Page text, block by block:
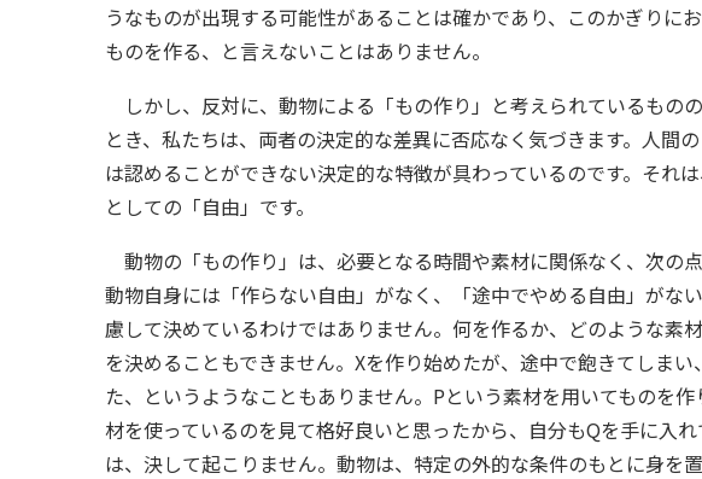
うなものが出現する可能性があることは確かであり、このかぎりに
ものを作る、と言えないことはありません。
しかし、反対に、動物による「もの作り」と考えられているもの
とき、私たちは、両者の決定的な差異に否応なく気づきます。人間
は認めることができない決定的な特徴が具わっているのです。それ
としての「自由」です。
動物の「もの作り」は、必要となる時間や素材に関係なく、次の
動物自身には「作らない自由」がなく、「途中でやめる自由」がな
慮して決めているわけではありません。何を作るか、どのような素
を決めることもできません。Xを作り始めたが、途中で飽きてしま
た、というようなこともありません。Pという素材を用いてものを
材を使っているのを見て格好良いと思ったから、自分もQを手に入
は、決して起こりません。動物は、特定の外的な条件のもとに身を